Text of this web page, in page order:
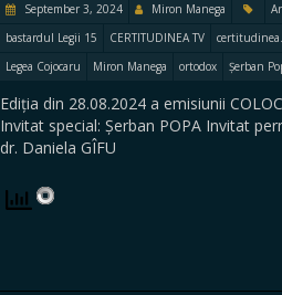
September 3, 2024 Miron Manega
bastardul Legii 15
CERTITUDINEA TV
Legea Cojocaru
Miron Manega ortodox Șerban
Ediția din 28.08.2024 a emisiunii
Invitat special: Șerban POPA Invitat
dr. Daniela GÎFU